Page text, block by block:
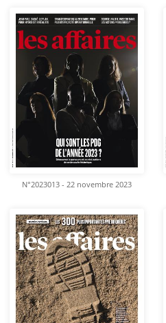
N°2023013 - 22 novembre 2023